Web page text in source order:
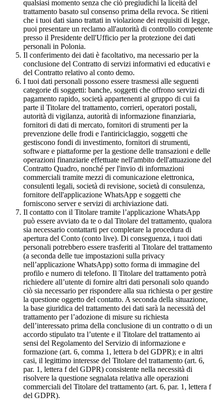
qualsiasi momento senza che ciò pregiudichi la liceità del
trattamento basato sul consenso prima della revoca. Se ritieni
che i tuoi dati siano trattati in violazione dei requisiti di legge,
puoi presentare un reclamo all'autorità di controllo competente
presso il Presidente dell'Ufficio per la protezione dei dati
personali in Polonia.
Il conferimento dei dati è facoltativo, ma necessario per la
conclusione del Contratto di servizi informativi ed educativi e
del Contratto relativo al conto demo.
I tuoi dati personali possono essere trasmessi alle seguenti
categorie di soggetti: banche, soggetti che offrono servizi di
pagamento rapido, società appartenenti al gruppo di cui fa
parte il Titolare del trattamento, corrieri, operatori postali,
autorità di vigilanza, autorità di informazione finanziaria,
fornitori di dati di mercato, fornitori di strumenti per la
prevenzione delle frodi e l'antiriciclaggio, soggetti che
gestiscono fondi di investimento, fornitori di strumenti,
software e piattaforme per la gestione delle transazioni e delle
operazioni finanziarie effettuate nell'ambito dell'attuazione del
Contratto Quadro, nonché per l'invio di informazioni
commerciali tramite mezzi di comunicazione elettronica,
consulenti legali, società di revisione, società di consulenza,
fornitore dell'applicazione WhatsApp e soggetti che
forniscono server e servizi di archiviazione dati.
Il contatto con il Titolare tramite l’applicazione WhatsApp
può essere avviato da te o dal Titolare del trattamento, qualora
sia necessario contattarti per completare la procedura di
apertura del Conto (conto live). Di conseguenza, i tuoi dati
personali potrebbero essere trasferiti al Titolare del trattamento
(a seconda delle tue impostazioni sulla privacy
nell’applicazione WhatsApp) sotto forma di immagine del
profilo e numero di telefono. Il Titolare del trattamento potrà
richiedere all’utente di fornire altri dati personali solo quando
ciò sia necessario per rispondere alla sua richiesta o per gestire
la questione oggetto del contatto. A seconda della situazione,
la base giuridica del trattamento dei dati sarà la necessità del
trattamento per l’adozione di misure su richiesta
dell’interessato prima della conclusione di un contratto o di un
accordo stipulato tra l’utente e il Titolare del trattamento ai
sensi del Regolamento del Servizio di informazione e
formazione (art. 6, comma 1, lettera b del GDPR); e in altri
casi, il legittimo interesse del Titolare del trattamento (art. 6,
par. 1, lettera f del GDPR) consistente nella necessità di
risolvere la questione segnalata relativa alle operazioni
commerciali del Titolare del trattamento (art. 6, par. 1, lettera f
del GDPR).